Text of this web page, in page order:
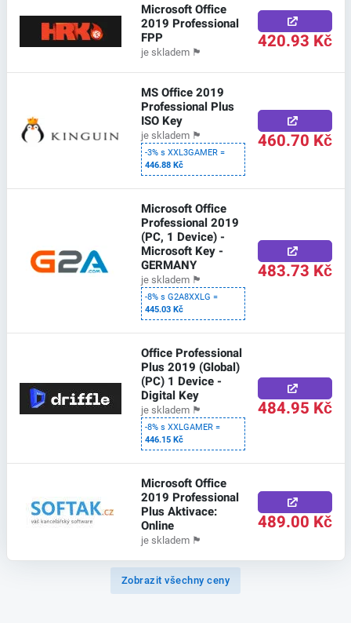
Microsoft Office
2019 Professional
FPP
je skladem 🏴 420.93 Kč
MS Office 2019
Professional Plus
ISO Key
je skladem 🏴
-3% s XXL3GAMER =
446.88 Kč
460.70 Kč
Microsoft Office
Professional 2019
(PC, 1 Device) -
Microsoft Key -
GERMANY
je skladem 🏴
-8% s G2A8XXLG =
445.03 Kč
483.73 Kč
Office Professional
Plus 2019 (Global)
(PC) 1 Device -
Digital Key
je skladem 🏴
-8% s XXLGAMER =
446.15 Kč
484.95 Kč
Microsoft Office
2019 Professional
Plus Aktivace:
Online
je skladem 🏴
489.00 Kč
Zobrazit všechny ceny